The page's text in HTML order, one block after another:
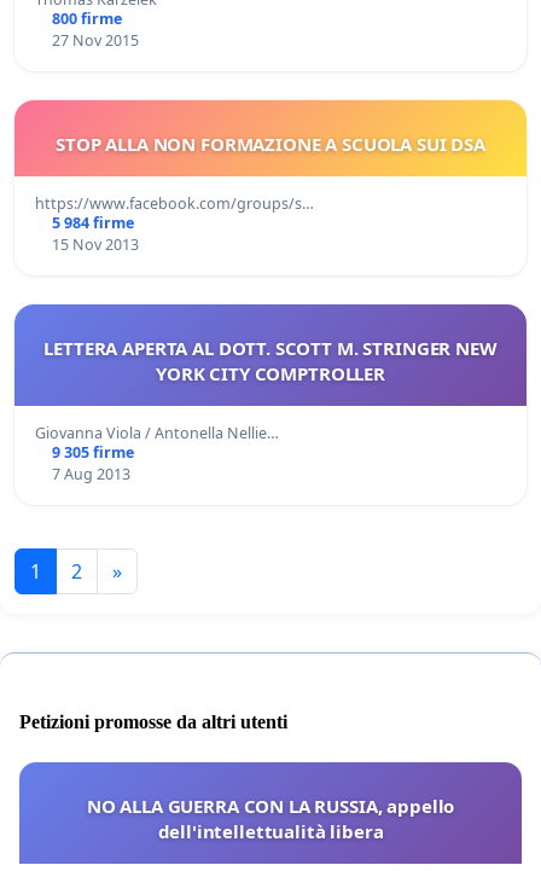
800 firme
27 Nov 2015
STOP ALLA NON FORMAZIONE A SCUOLA SUI DSA
https://www.facebook.com/groups/s…
5 984 firme
15 Nov 2013
LETTERA APERTA AL DOTT. SCOTT M. STRINGER NEW
YORK CITY COMPTROLLER
Giovanna Viola / Antonella Nellie…
9 305 firme
7 Aug 2013
1 2 »
Petizioni promosse da altri utenti
NO ALLA GUERRA CON LA RUSSIA, appello
dell'intellettualità libera